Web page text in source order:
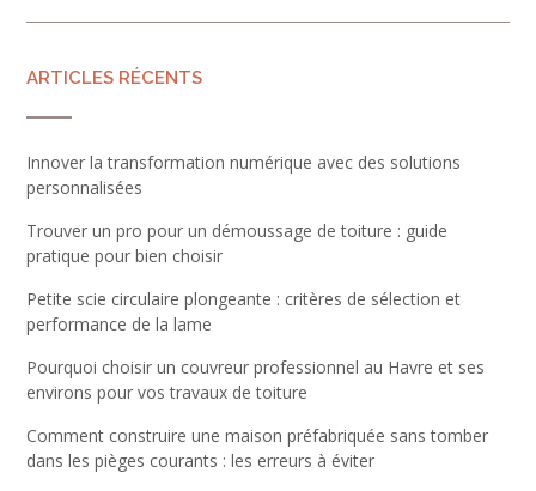
ARTICLES RÉCENTS
Innover la transformation numérique avec des solutions
personnalisées
Trouver un pro pour un démoussage de toiture : guide
pratique pour bien choisir
Petite scie circulaire plongeante : critères de sélection et
performance de la lame
Pourquoi choisir un couvreur professionnel au Havre et ses
environs pour vos travaux de toiture
Comment construire une maison préfabriquée sans tomber
dans les pièges courants : les erreurs à éviter